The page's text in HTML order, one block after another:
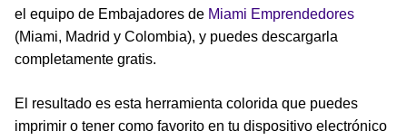
el equipo de Embajadores de Miami Emprendedores
(Miami, Madrid y Colombia), y puedes descargarla
completamente gratis.
El resultado es esta herramienta colorida que puedes
imprimir o tener como favorito en tu dispositivo electrónico